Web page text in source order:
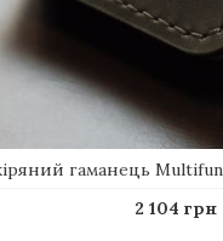
гаманець
2 104 грн